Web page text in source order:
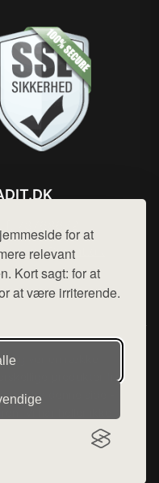
for at
relevant
Kort sagt: for at
at være irriterende.
hej@want.dk
Cookie- og privatlivspolitik
udgiver en række
produkter fra
fra denne side - vi
Vi har heller ikke